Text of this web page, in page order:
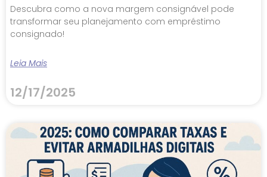
Descubra como a nova margem consignável pode
transformar seu planejamento com empréstimo
consignado!
Leia Mais
12/17/2025